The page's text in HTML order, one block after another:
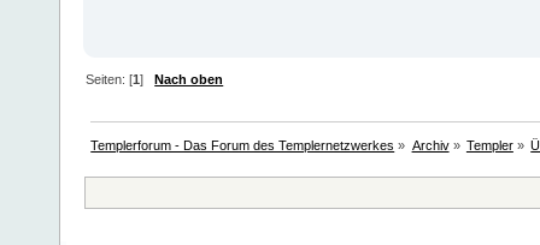
Seiten: [1]Nach oben
Templerforum - Das Forum des Templernetzwerkes » Archiv» Templer»